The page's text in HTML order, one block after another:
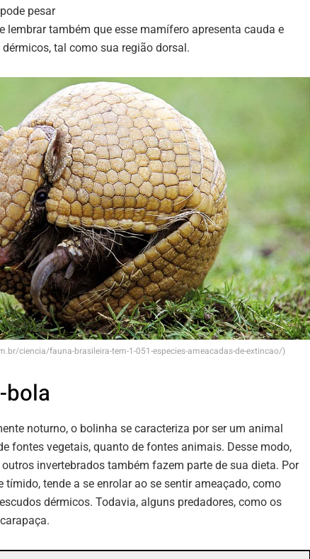
pesar
lembrar também que esse mamífero apresenta cauda e
tal como sua região dorsal.
ciencia/fauna-brasileira-tem-1-051-especies-ameacadas-de-extincao/)
bola
noturno, o bolinha se caracteriza por ser um animal
fontes vegetais, quanto de fontes animais. Desse modo,
invertebrados também fazem parte de sua dieta. Por
tende a se enrolar ao se sentir ameaçado, como
dérmicos. Todavia, alguns predadores, como os